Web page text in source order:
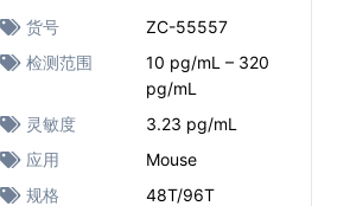
货号
ZC-55557
检测范围
10 pg/mL – 320
pg/mL
灵敏度
3.23 pg/mL
应用
Mouse
规格
48T/96T